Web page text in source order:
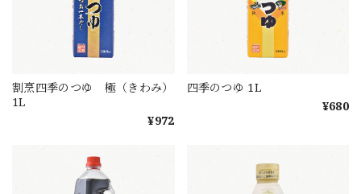
割烹四季のつゆ 極（きわみ）
1L
¥972
四季のつゆ 1L
¥680